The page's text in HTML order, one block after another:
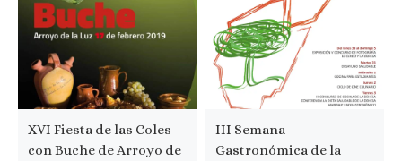
XVI Fiesta de las Coles
con Buche de Arroyo de
III Semana
Gastronómica de la